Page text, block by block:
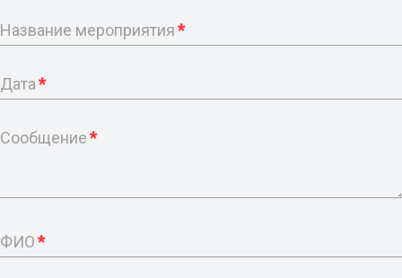
Название мероприятия*
Дата*
Сообщение*
ФИО*